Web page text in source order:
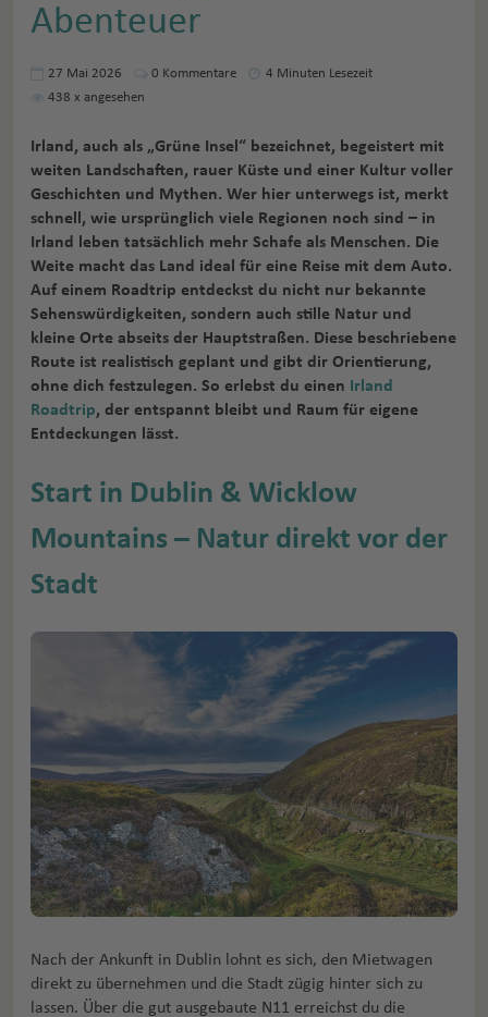
Abenteuer
27 Mai 2026 0 Kommentare
4 Minuten Lesezeit
438 x angesehen
Irland, auch als „Grüne Insel“ bezeichnet, begeistert mit
weiten Landschaften, rauer Küste und einer Kultur voller
Geschichten und Mythen. Wer hier unterwegs ist, merkt
schnell, wie ursprünglich viele Regionen noch sind – in
Irland leben tatsächlich mehr Schafe als Menschen. Die
Weite macht das Land ideal für eine Reise mit dem Auto.
Auf einem Roadtrip entdeckst du nicht nur bekannte
Sehenswürdigkeiten, sondern auch stille Natur und
kleine Orte abseits der Hauptstraßen. Diese beschriebene
Route ist realistisch geplant und gibt dir Orientierung,
ohne dich festzulegen. So erlebst du einen Irland
Roadtrip, der entspannt bleibt und Raum für eigene
Entdeckungen lässt.
Start in Dublin & Wicklow
Mountains – Natur direkt vor der
Stadt
Nach der Ankunft in Dublin lohnt es sich, den Mietwagen
direkt zu übernehmen und die Stadt zügig hinter sich zu
lassen. Über die gut ausgebaute N11 erreichst du die